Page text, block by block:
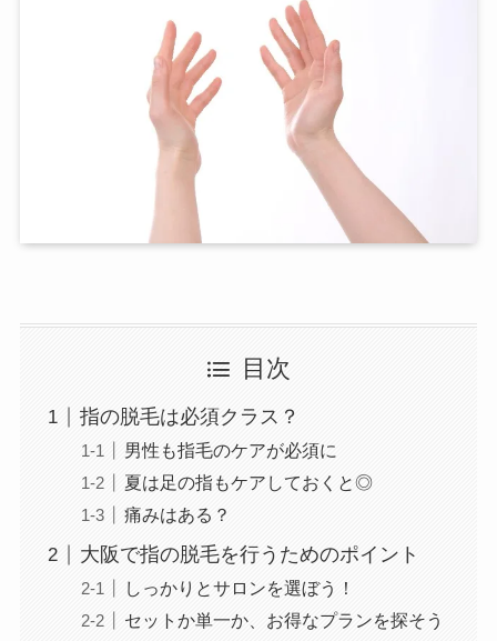
目次
指の脱毛は必須クラス？
男性も指毛のケアが必須に
夏は足の指もケアしておくと◎
痛みはある？
大阪で指の脱毛を行うためのポイント
しっかりとサロンを選ぼう！
セットか単一か、お得なプランを探そう